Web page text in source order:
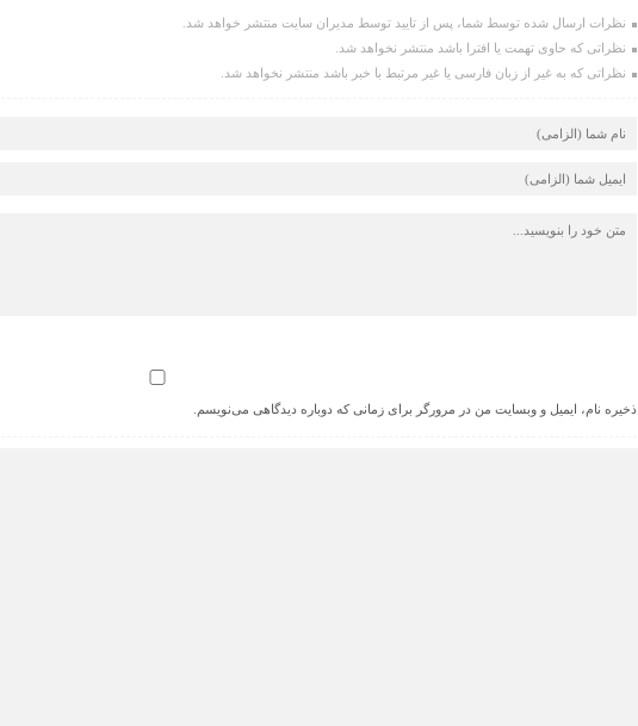
نظرات ارسال شده توسط شما، پس از تایید توسط مدیران سایت منتشر خواهد شد.
نظراتی که حاوی تهمت یا افترا باشد منتشر نخواهد شد.
نظراتی که به غیر از زبان فارسی یا غیر مرتبط با خبر باشد منتشر نخواهد شد.
ذخیره نام، ایمیل و وبسایت من در مرورگر برای زمانی که دوباره دیدگاهی می‌نویسم.